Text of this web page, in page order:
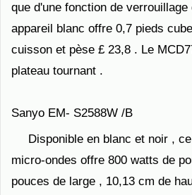
que d'une fonction de
appareil blanc offre 0,7 pieds
cuisson et pèse £ 23,8 . Le
plateau tournant .
Sanyo EM- S2588W /B
Disponible en blanc et noir ,
micro-ondes offre 800 watts de
pouces de large , 10,13 cm de